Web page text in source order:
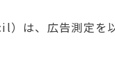
）は、広告測定を